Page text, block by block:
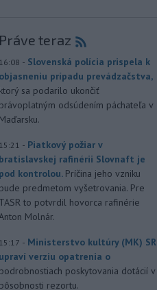
Práve teraz
16:08 - Slovenská polícia prispela k
objasneniu prípadu prevádzačstva,
ktorý sa podarilo ukončiť
právoplatným odsúdením páchateľa v
Maďarsku.
15:21 - Piatkový požiar v
bratislavskej rafinérii Slovnaft je
pod kontrolou. Príčina jeho vzniku
bude predmetom vyšetrovania. Pre
TASR to potvrdil hovorca rafinérie
Molnár.
15:17 - Ministerstvo kultúry (MK) SR
upraví verziu opatrenia o
podrobnostiach poskytovania dotácií v
pôsobnosti rezortu.